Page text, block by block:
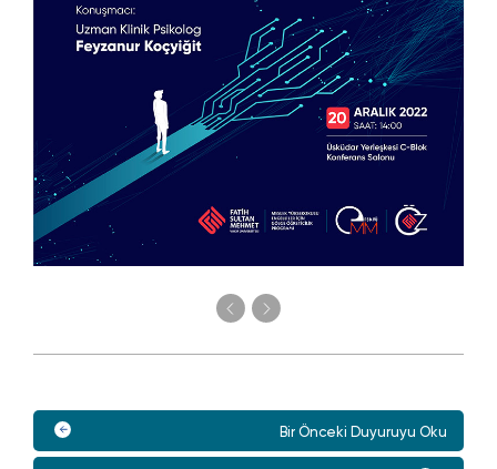
Bir Önceki Duyuruyu Oku